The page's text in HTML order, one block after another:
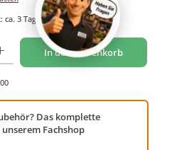
3 Tage
Wert ein oder benutze die Schaltflächen um
In den Warenkorb
Das komplette
Fachshop